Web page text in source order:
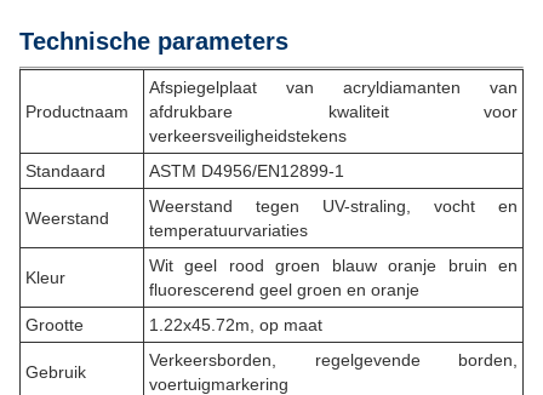
Technische parameters
Productnaam
Afspiegelplaat van acryldiamanten van
afdrukbare kwaliteit voor
verkeersveiligheidstekens
Standaard
ASTM D4956/EN12899-1
Weerstand
Weerstand tegen UV-straling, vocht en
temperatuurvariaties
Kleur
Wit geel rood groen blauw oranje bruin en
fluorescerend geel groen en oranje
Grootte
1.22x45.72m, op maat
Gebruik
Verkeersborden, regelgevende borden,
voertuigmarkering